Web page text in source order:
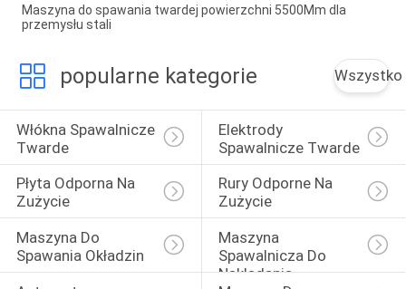
Maszyna do spawania twardej powierzchni 5500Mm dla
przemysłu stali
popularne kategorie Wszystko
Włókna Spawalnicze
Twarde
Elektrody
Spawalnicze Twarde
Płyta Odporna Na
Zużycie
Rury Odporne Na
Zużycie
Maszyna Do
Spawania Okładzin
Maszyna
Spawalnicza Do
Nakładania